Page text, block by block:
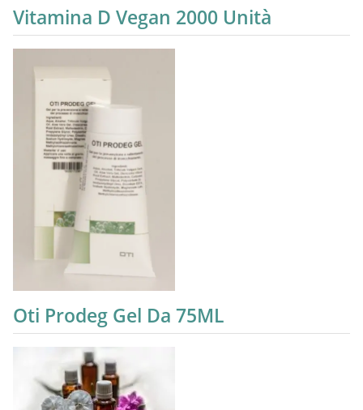
Vitamina D Vegan 2000 Unità
Oti Prodeg Gel Da 75ML